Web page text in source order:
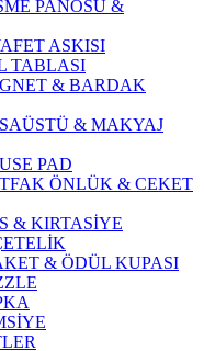
PANOSU &
ASKISI
TABLASI
& BARDAK
& MAKYAJ
PAD
ÖNLÜK & CEKET
& KIRTASİYE
& ÖDÜL KUPASI